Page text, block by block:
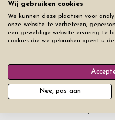
€
Wij gebruiken cookies
We kunnen deze plaatsen voor
onze website te verbeteren,
een geweldige website-ervaring te
cookies die we gebruiken opent u
Nee, pas aan